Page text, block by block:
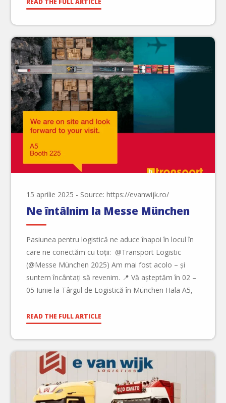
READ THE FULL ARTICLE
15 aprilie 2025 - Source: https://evanwijk.ro/
Ne întâlnim la Messe München
Pasiunea pentru logistică ne aduce înapoi în locul în
care ne conectăm cu toții: @Transport Logistic
(@Messe München 2025) Am mai fost acolo – și
suntem încântați să revenim. 📍 Vă așteptăm în 02 –
05 Iunie la Târgul de Logistică în München Hala A5,
încredere. […]
READ THE FULL ARTICLE